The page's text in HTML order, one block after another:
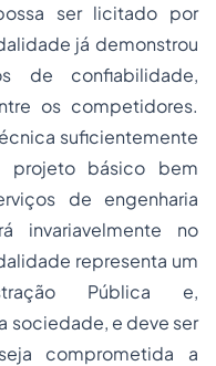
ser licitado por
já demonstrou
de confiabilidade,
os competidores.
suficientemente
projeto básico bem
de engenharia
invariavelmente no
representa um
Pública e,
sociedade, e deve ser
comprometida a